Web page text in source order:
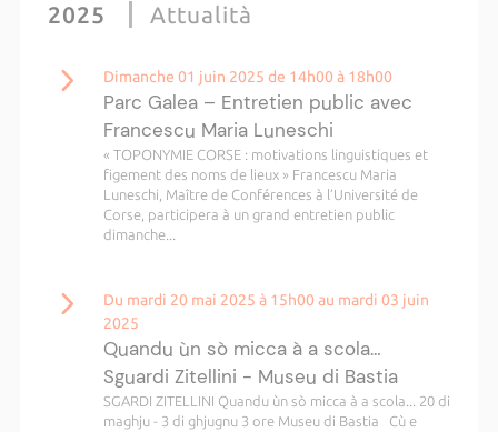
2025
Attualità
Dimanche 01 juin 2025 de 14h00 à 18h00
Parc Galea – Entretien public avec
Francescu Maria Luneschi
« TOPONYMIE CORSE : motivations linguistiques et
figement des noms de lieux » Francescu Maria
Luneschi, Maître de Conférences à l’Université de
Corse, participera à un grand entretien public
dimanche...
Du mardi 20 mai 2025 à 15h00 au mardi 03 juin
2025
Quandu ùn sò micca à a scola…
Sguardi Zitellini - Museu di Bastia
SGARDI ZITELLINI Quandu ùn sò micca à a scola... 20 di
maghju - 3 di ghjugnu 3 ore Museu di Bastia Cù e